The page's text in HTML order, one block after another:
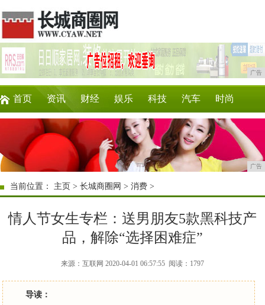
广告
首页 资讯 财经 娱乐 科技 汽车 时尚
游戏 美食 商讯 消费 购物
广告
当前位置： 主页 >长城商圈网 >消费 >
情人节女生专栏：送男朋友5款黑科技产
品，解除“选择困难症”
来源：互联网 2020-04-01 06:57:55 阅读：1797
导读：